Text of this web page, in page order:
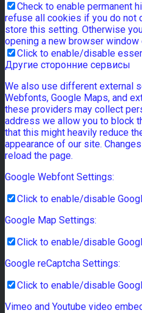
Check to enable permanent
refuse all cookies if you do not
store this setting. Otherwise
opening a new browser window
Click to enable/disable
Другие сторонние сервисы
We also use different external
Webfonts, Google Maps, and
these providers may collect
address we allow you to block
that this might heavily reduce
appearance of our site.
reload the page.
Google Webfont Settings:
Click to enable/disable
Google Map Settings:
Click to enable/disable
Google reCaptcha Settings:
Click to enable/disable
Vimeo and Youtube video